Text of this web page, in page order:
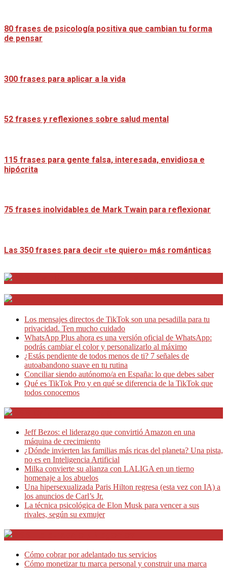
80 frases de psicología positiva que cambian tu forma
de pensar
300 frases para aplicar a la vida
52 frases y reflexiones sobre salud mental
115 frases para gente falsa, interesada, envidiosa e
hipócrita
75 frases inolvidables de Mark Twain para reflexionar
Las 350 frases para decir «te quiero» más románticas
Los mensajes directos de TikTok son una pesadilla para tu
privacidad. Ten mucho cuidado
WhatsApp Plus ahora es una versión oficial de WhatsApp:
podrás cambiar el color y personalizarlo al máximo
¿Estás pendiente de todos menos de ti? 7 señales de
autoabandono suave en tu rutina
Conciliar siendo autónomo/a en España: lo que debes saber
Qué es TikTok Pro y en qué se diferencia de la TikTok que
todos conocemos
Jeff Bezos: el liderazgo que convirtió Amazon en una
máquina de crecimiento
¿Dónde invierten las familias más ricas del planeta? Una pista,
no es en Inteligencia Artificial
Milka convierte su alianza con LALIGA en un tierno
homenaje a los abuelos
Una hipersexualizada Paris Hilton regresa (esta vez con IA) a
los anuncios de Carl’s Jr.
La técnica psicológica de Elon Musk para vencer a sus
rivales, según su exmujer
Cómo cobrar por adelantado tus servicios
Cómo monetizar tu marca personal y construir una marca